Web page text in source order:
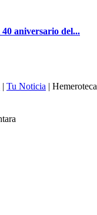
aniversario del...
| Tu Noticia | Hemeroteca